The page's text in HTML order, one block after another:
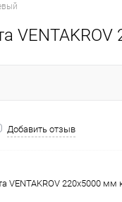
Добавить отзыв
VENTAKROV 220х5000 мм